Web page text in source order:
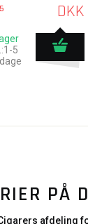
5
DKK
PÅ
afdeling